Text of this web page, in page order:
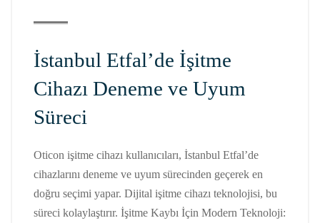
İstanbul Etfal’de İşitme
Cihazı Deneme ve Uyum
Süreci
Oticon işitme cihazı kullanıcıları, İstanbul Etfal’de
cihazlarını deneme ve uyum sürecinden geçerek en
doğru seçimi yapar. Dijital işitme cihazı teknolojisi, bu
süreci kolaylaştırır. İşitme Kaybı İçin Modern Teknoloji: